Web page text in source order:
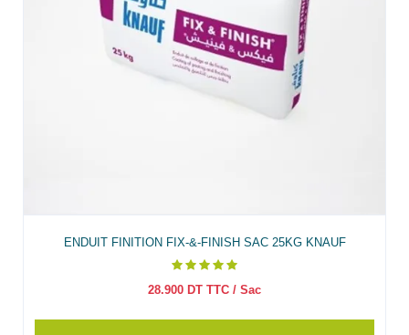
ENDUIT FINITION FIX-&-FINISH SAC 25KG KNAUF
28.900 DT TTC / Sac